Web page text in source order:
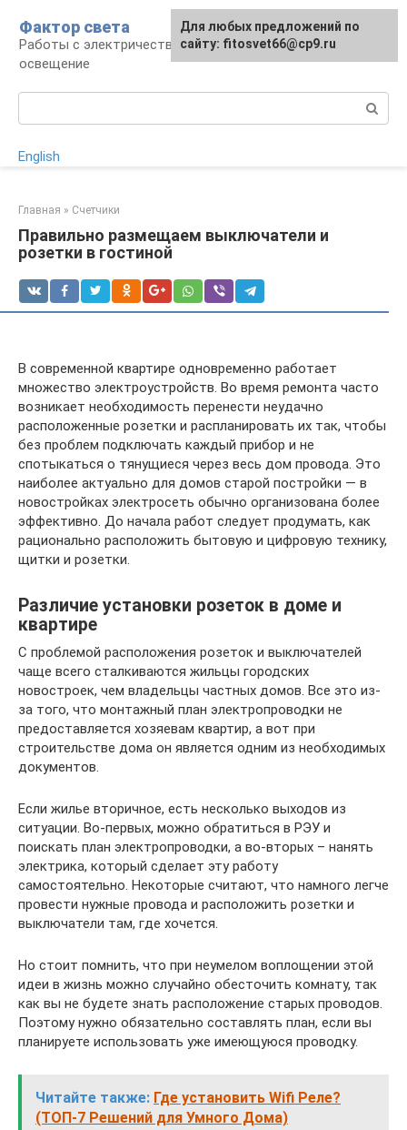
контенту
Фактор света
Работы с электричеством, электроприборы и
освещение
English
Главная » Счетчики
Правильно размещаем выключатели и
розетки в гостиной
В современной квартире одновременно работает
множество электроустройств. Во время ремонта часто
возникает необходимость перенести неудачно
расположенные розетки и распланировать их так, чтобы
без проблем подключать каждый прибор и не
спотыкаться о тянущиеся через весь дом провода. Это
наиболее актуально для домов старой постройки — в
новостройках электросеть обычно организована более
эффективно. До начала работ следует продумать, как
рационально расположить бытовую и цифровую технику,
щитки и розетки.
Различие установки розеток в доме и
квартире
С проблемой расположения розеток и выключателей
чаще всего сталкиваются жильцы городских
новостроек, чем владельцы частных домов. Все это из-
за того, что монтажный план электропроводки не
предоставляется хозяевам квартир, а вот при
строительстве дома он является одним из необходимых
документов.
Если жилье вторичное, есть несколько выходов из
ситуации. Во-первых, можно обратиться в РЭУ и
поискать план электропроводки, а во-вторых – нанять
электрика, который сделает эту работу
самостоятельно. Некоторые считают, что намного легче
провести нужные провода и расположить розетки и
выключатели там, где хочется.
Но стоит помнить, что при неумелом воплощении этой
идеи в жизнь можно случайно обесточить комнату, так
как вы не будете знать расположение старых проводов.
Поэтому нужно обязательно составлять план, если вы
планируете использовать уже имеющуюся проводку.
Читайте также: Где установить Wifi Реле?
(ТОП-7 Решений для Умного Дома)
Для любых предложений по
сайту: fitosvet66@cp9.ru